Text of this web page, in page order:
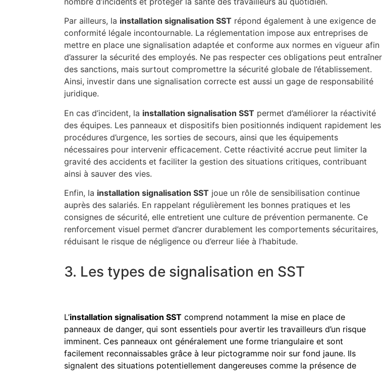
Par ailleurs, la installation signalisation SST répond également à une exigence de
conformité légale incontournable. La réglementation impose aux entreprises de
mettre en place une signalisation adaptée et conforme aux normes en vigueur afin
d’assurer la sécurité des employés. Ne pas respecter ces obligations peut entraîner
des sanctions, mais surtout compromettre la sécurité globale de l’établissement.
Ainsi, investir dans une signalisation correcte est aussi un gage de responsabilité
juridique.
En cas d’incident, la installation signalisation SST permet d’améliorer la réactivité
des équipes. Les panneaux et dispositifs bien positionnés indiquent rapidement les
procédures d’urgence, les sorties de secours, ainsi que les équipements
nécessaires pour intervenir efficacement. Cette réactivité accrue peut limiter la
gravité des accidents et faciliter la gestion des situations critiques, contribuant
ainsi à sauver des vies.
Enfin, la installation signalisation SST joue un rôle de sensibilisation continue
auprès des salariés. En rappelant régulièrement les bonnes pratiques et les
consignes de sécurité, elle entretient une culture de prévention permanente. Ce
renforcement visuel permet d’ancrer durablement les comportements sécuritaires,
réduisant le risque de négligence ou d’erreur liée à l’habitude.
3. Les types de signalisation en SST
L’installation signalisation SST comprend notamment la mise en place de
panneaux de danger, qui sont essentiels pour avertir les travailleurs d’un risque
imminent. Ces panneaux ont généralement une forme triangulaire et sont
facilement reconnaissables grâce à leur pictogramme noir sur fond jaune. Ils
signalent des situations potentiellement dangereuses comme la présence de